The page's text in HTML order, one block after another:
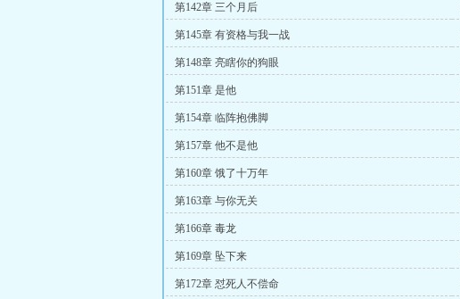
第142章 三个月后
第145章 有资格与我一战
第148章 亮瞎你的狗眼
第151章 是他
第154章 临阵抱佛脚
第157章 他不是他
第160章 饿了十万年
第163章 与你无关
第166章 毒龙
第169章 坠下来
第172章 怼死人不偿命